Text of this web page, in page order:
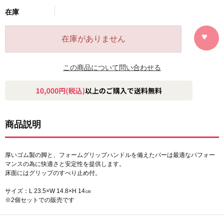
在庫
在庫がありません
この商品について問い合わせる
商品説明
厚いゴム製の脚と、フォームグリップハンドルを備えたバーは最適なパフォー
マンスの為に快適さと安定性を提供します。
床面にはグリップのすべり止め付。
サイズ：L 23.5×W 14.8×H 14㎝
※2個セットでの販売です